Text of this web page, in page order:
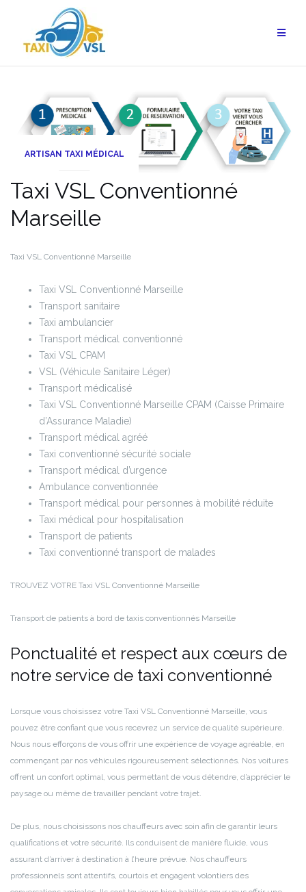
contenu
ARTISAN TAXI MÉDICAL
Taxi VSL Conventionné
Marseille
Taxi VSL Conventionné Marseille
Taxi VSL Conventionné Marseille
Transport sanitaire
Taxi ambulancier
Transport médical conventionné
Taxi VSL CPAM
VSL (Véhicule Sanitaire Léger)
Transport médicalisé
Taxi VSL Conventionné Marseille CPAM (Caisse Primaire
d’Assurance Maladie)
Transport médical agréé
Taxi conventionné sécurité sociale
Transport médical d’urgence
Ambulance conventionnée
Transport médical pour personnes à mobilité réduite
Taxi médical pour hospitalisation
Transport de patients
Taxi conventionné transport de malades
TROUVEZ VOTRE Taxi VSL Conventionné Marseille
Transport de patients à bord de taxis conventionnés Marseille
Ponctualité et respect aux cœurs de
notre service de taxi conventionné
Lorsque vous choisissez votre Taxi VSL Conventionné Marseille, vous
pouvez être confiant que vous recevrez un service de qualité supérieure.
Nous nous efforçons de vous offrir une expérience de voyage agréable, en
commençant par nos véhicules rigoureusement sélectionnés. Nos voitures
offrent un confort optimal, vous permettant de vous détendre, d’apprécier le
paysage ou même de travailler pendant votre trajet.
De plus, nous choisissons nos chauffeurs avec soin afin de garantir leurs
qualifications et votre sécurité. Ils conduisent de manière fluide, vous
assurant d’arriver à destination à l’heure prévue. Nos chauffeurs
professionnels sont attentifs, courtois et engagent volontiers des